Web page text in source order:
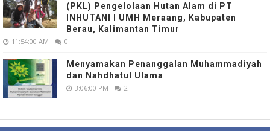
(PKL) Pengelolaan Hutan Alam di PT
INHUTANI I UMH Meraang, Kabupaten
Berau, Kalimantan Timur
11:54:00 AM 0
Menyamakan Penanggalan Muhammadiyah
dan Nahdhatul Ulama
3:06:00 PM 2